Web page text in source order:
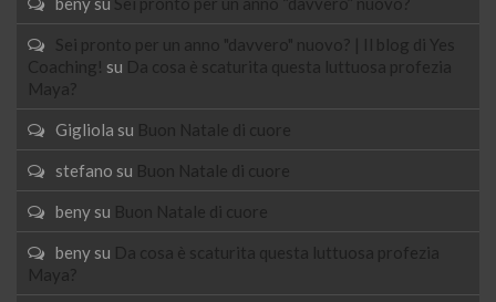
Sei pronto per un anno "davvero" nuovo? | Il blog di Yes
Coaching! su
Da cosa è scaturita questa luttuosa profezia
Maya?
Gigliola su Buon Natale di cuore
stefano su Buon Natale di cuore
beny su Buon Natale di cuore
beny su
Da cosa è scaturita questa luttuosa profezia
Maya?